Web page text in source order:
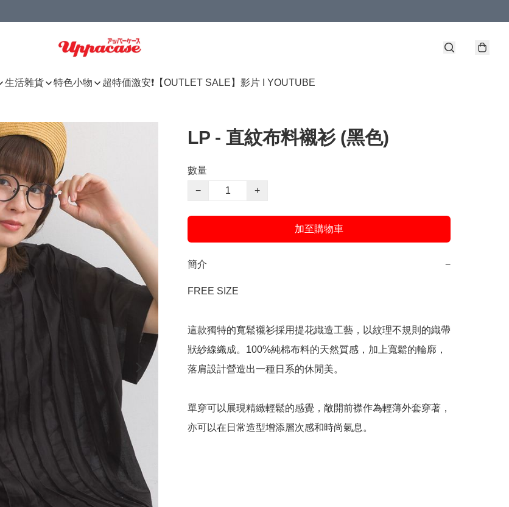
生活雜貨 特色小物 超特価激安❗【OUTLET SALE】 影片 I YOUTUBE
LP - 直紋布料襯衫 (黑色)
數量
−
+
加至購物車
簡介 −
FREE SIZE
這款獨特的寬鬆襯衫採用提花織造工藝，以紋理不規則的織帶
狀紗線織成。100%純棉布料的天然質感，加上寬鬆的輪廓，
落肩設計營造出一種日系的休閒美。
單穿可以展現精緻輕鬆的感覺，敞開前襟作為輕薄外套穿著，
亦可以在日常造型增添層次感和時尚氣息。